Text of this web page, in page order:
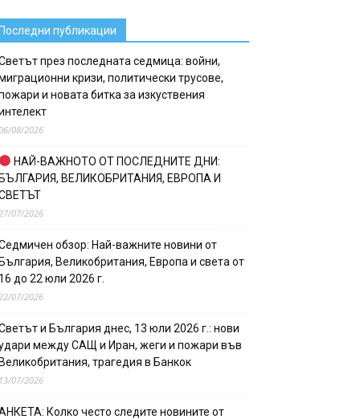
публикации
през последната седмица: войни,
кризи, политически трусове,
и новата битка за изкуствения
08/2026
НАЙ-ВАЖНОТО ОТ ПОСЛЕДНИТЕ ДНИ:
ВЕЛИКОБРИТАНИЯ, ЕВРОПА И
07/2026
обзор: Най-важните новини от
Великобритания, Европа и света от
до 22 юли 2026 г.
07/2026
и България днес, 13 юли 2026 г.: нови
между САЩ и Иран, жеги и пожари във
трагедия в Банкок
07/2026
Колко често следите новините от